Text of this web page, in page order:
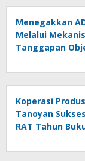
Menegakkan
Melalui
Tanggapan
Konspirasi
Koperasi
Tanoyan
RAT Tahun
Keputusan